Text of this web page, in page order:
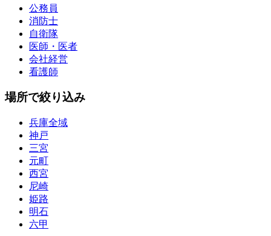
公務員
消防士
自衛隊
医師・医者
会社経営
看護師
場所で絞り込み
兵庫全域
神戸
三宮
元町
西宮
尼崎
姫路
明石
六甲